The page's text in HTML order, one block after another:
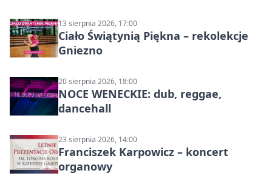
13 sierpnia 2026, 17:00
Ciało Świątynią Piękna – rekolekcje
Gniezno
20 sierpnia 2026, 18:00
NOCE WENECKIE: dub, reggae,
dancehall
23 sierpnia 2026, 14:00
Franciszek Karpowicz – koncert
organowy